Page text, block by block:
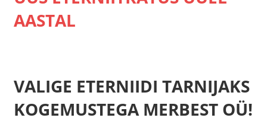
AASTAL
VALIGE ETERNIIDI TARNIJAKS
KOGEMUSTEGA MERBEST OÜ!